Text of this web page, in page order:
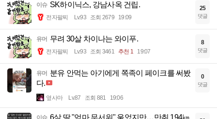
이슈 SK하이닉스, 강남사옥 건립.
전자팔찌 Lv.93 조회 2679 19:09
25
댓글
유머 무려 30살 차이나는 와이푸.
전자팔찌 Lv.93 조회 3461 추천 1 19:07
8
댓글
유머 분유 안먹는 아기에게 쪽족이 페이크를 써봤
다.
옆사마 Lv.87 조회 881 19:06
0
댓글
이슈 6살 딸 "엄마 무서워" 울었지만…만취 194㎞